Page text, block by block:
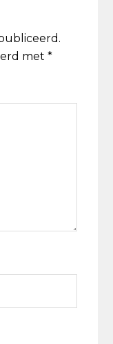
met*